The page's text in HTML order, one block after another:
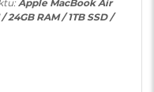
DisplayPort,
4 (do 40 Gb/s),
Gb/s)
Apple MacBook Air
24GB RAM / 1TB SSD /